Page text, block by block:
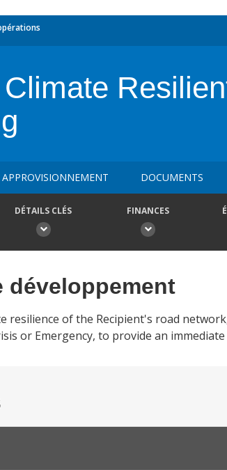
APPROVISIONNEMENT DOCUMENTS
DÉTAILS CLÉS FINANCES
développement
resilience of the Recipient's road
or Emergency, to provide an